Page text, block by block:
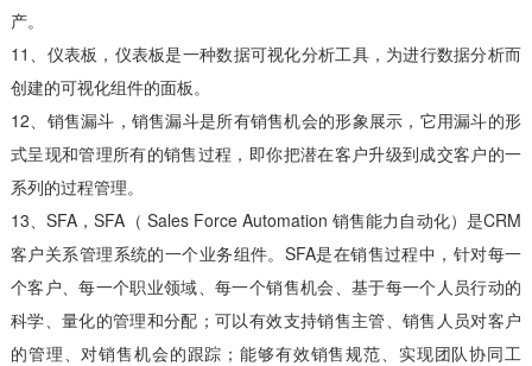
产。
11、仪表板，仪表板是一种数据可视化分析工具，为进行数据分析而
创建的可视化组件的面板。
12、销售漏斗，销售漏斗是所有销售机会的形象展示，它用漏斗的形
式呈现和管理所有的销售过程，即你把潜在客户升级到成交客户的一
系列的过程管理。
13、SFA，SFA（ Sales Force Automation 销售能力自动化）是CRM
客户关系管理系统的一个业务组件。SFA是在销售过程中，针对每一
个客户、每一个职业领域、每一个销售机会、基于每一个人员行动的
科学、量化的管理和分配；可以有效支持销售主管、销售人员对客户
的管理、对销售机会的跟踪；能够有效销售规范、实现团队协同工